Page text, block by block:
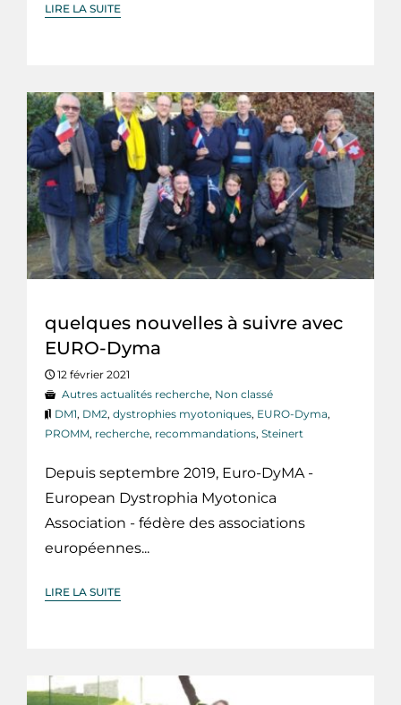
LIRE LA SUITE
quelques nouvelles à suivre avec
EURO-Dyma
12 février 2021
Autres actualités recherche, Non classé
DM1, DM2, dystrophies myotoniques, EURO-Dyma,
PROMM, recherche, recommandations, Steinert
Depuis septembre 2019, Euro-DyMA -
European Dystrophia Myotonica
Association - fédère des associations
européennes...
LIRE LA SUITE